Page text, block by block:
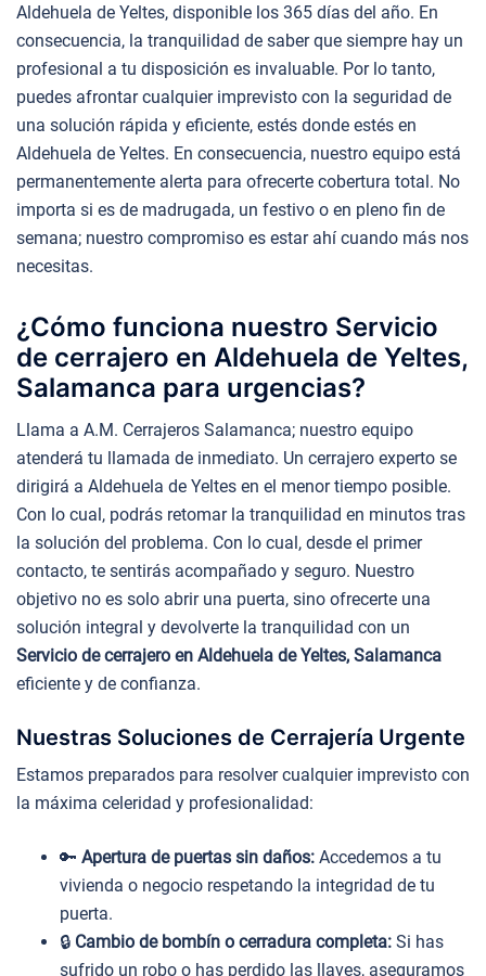
Aldehuela de Yeltes, disponible los 365 días del año. En
consecuencia, la tranquilidad de saber que siempre hay un
profesional a tu disposición es invaluable. Por lo tanto,
puedes afrontar cualquier imprevisto con la seguridad de
una solución rápida y eficiente, estés donde estés en
Aldehuela de Yeltes. En consecuencia, nuestro equipo está
permanentemente alerta para ofrecerte cobertura total. No
importa si es de madrugada, un festivo o en pleno fin de
semana; nuestro compromiso es estar ahí cuando más nos
necesitas.
¿Cómo funciona nuestro Servicio
de cerrajero en Aldehuela de Yeltes,
Salamanca para urgencias?
Llama a A.M. Cerrajeros Salamanca; nuestro equipo
atenderá tu llamada de inmediato. Un cerrajero experto se
dirigirá a Aldehuela de Yeltes en el menor tiempo posible.
Con lo cual, podrás retomar la tranquilidad en minutos tras
la solución del problema. Con lo cual, desde el primer
contacto, te sentirás acompañado y seguro. Nuestro
objetivo no es solo abrir una puerta, sino ofrecerte una
solución integral y devolverte la tranquilidad con un
Servicio de cerrajero en Aldehuela de Yeltes, Salamanca
eficiente y de confianza.
Nuestras Soluciones de Cerrajería Urgente
Estamos preparados para resolver cualquier imprevisto con
la máxima celeridad y profesionalidad:
🔑 Apertura de puertas sin daños: Accedemos a tu
vivienda o negocio respetando la integridad de tu
puerta.
🔒 Cambio de bombín o cerradura completa: Si has
sufrido un robo o has perdido las llaves, aseguramos